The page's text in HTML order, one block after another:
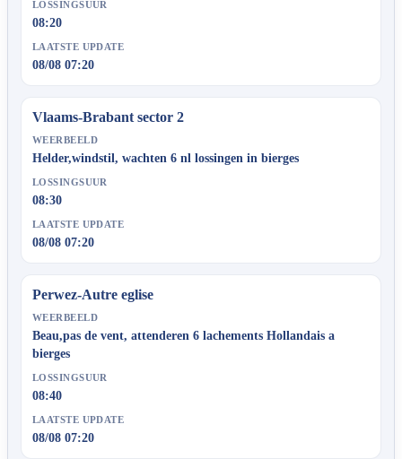
LOSSINGSUUR
08:20
LAATSTE UPDATE
08/08 07:20
Vlaams-Brabant sector 2
WEERBEELD
Helder,windstil, wachten 6 nl lossingen in bierges
LOSSINGSUUR
08:30
LAATSTE UPDATE
08/08 07:20
Perwez-Autre eglise
WEERBEELD
Beau,pas de vent, attenderen 6 lachements Hollandais a
bierges
LOSSINGSUUR
08:40
LAATSTE UPDATE
08/08 07:20